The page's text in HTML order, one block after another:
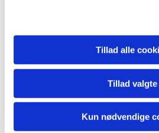
Tillad alle
Tillad valgte
Kun nødvendige
Party cooler
Saftkøler/mælkekøler
Kakao maskine